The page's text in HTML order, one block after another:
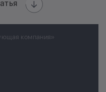
компания»